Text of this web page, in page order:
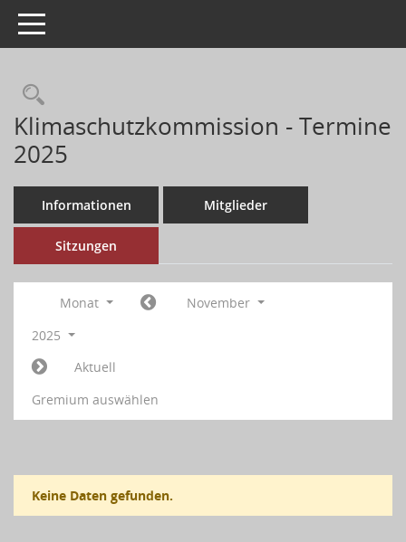
Toggle navigation
Klimaschutzkommission - Termine
2025
Informationen Mitglieder
Sitzungen
Monat
November
2025
Aktuell
Gremium auswählen
Keine Daten gefunden.